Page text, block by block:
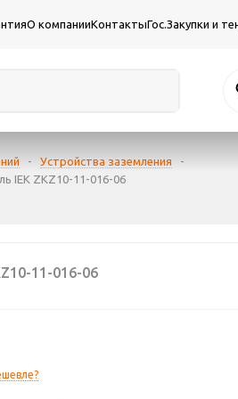
О компанииКонтактыГос.Закупки и
- Устройства заземления
-
IEK ZKZ10-11-016-06
11-016-06